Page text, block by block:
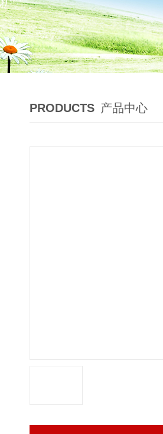
PRODUCTS 产品中心